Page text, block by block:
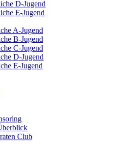
D-Jugend
E-Jugend
A-Jugend
B-Jugend
C-Jugend
D-Jugend
E-Jugend
Club